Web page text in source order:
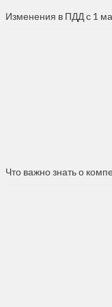
Изменения в ПДД с 1
Что важно знать о